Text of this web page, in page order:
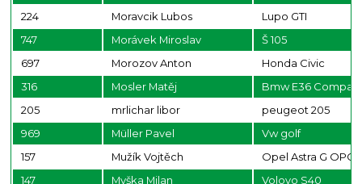
224
Moravcik Lubos
Lupo GTI
747
Morávek Miroslav
Š 105
697
Morozov Anton
Honda Civic
316
Mosler Matěj
Bmw E36
205
mrlichar libor
peugeot 205
969
Müller Pavel
Vw golf
157
Mužík Vojtěch
Opel Astra G OPC
147
Myška Milan
Volovo S40